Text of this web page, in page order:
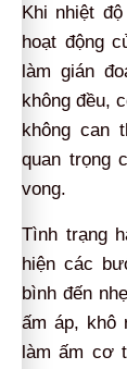
Khi nhiệt
hoạt động
làm gián
không đều,
không can
quan trọng
vong.
Tình trạng
hiện các
bình đến
ấm áp, khô
làm ấm cơ